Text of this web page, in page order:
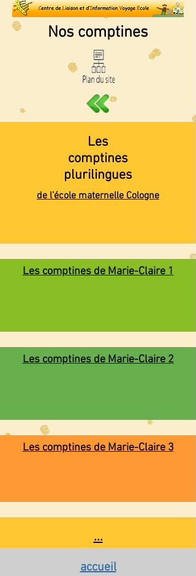
Nos comptines
Les
comptines
plurilingues
de l’école maternelle Cologne
Les comptines de Marie-Claire 1
Les comptines de Marie-Claire 2
Les comptines de Marie-Claire 3
...
accueil